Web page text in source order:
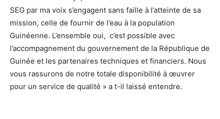
SEG par ma voix s’engagent sans faille à l’atteinte de sa
mission, celle de fournir de l’eau à la population
Guinéenne. L’ensemble oui, c’est possible avec
l’accompagnement du gouvernement de la République de
Guinée et les partenaires techniques et financiers. Nous
vous rassurons de notre totale disponibilité à œuvrer
pour un service de qualité » a t-il laissé entendre.